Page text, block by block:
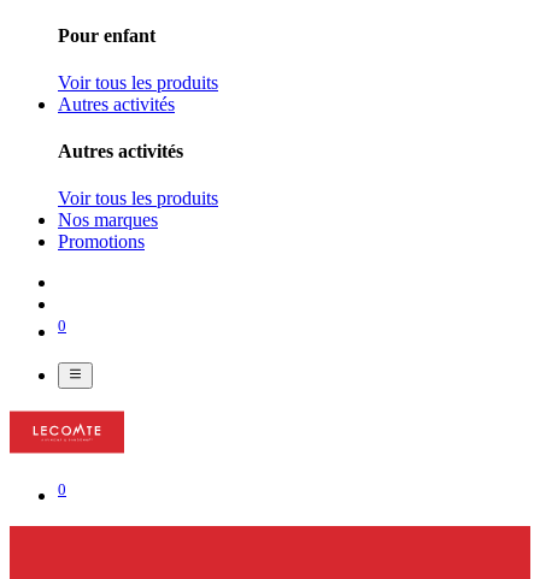
Pour enfant
Voir tous les produits
Autres activités
Autres activités
Voir tous les produits
Nos marques
Promotions
0
0